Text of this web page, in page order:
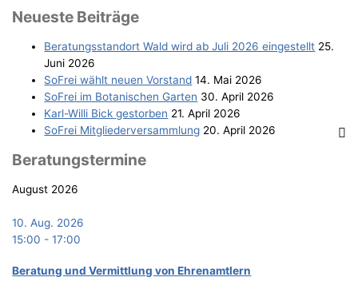
Neu­es­te Beiträge
Bera­tungs­stand­ort Wald wird ab Juli 2026 eingestellt 25.
Juni 2026
SoFrei wählt neu­en Vorstand 14. Mai 2026
SoFrei im Bota­ni­schen Garten 30. April 2026
Karl-Wil­li Bick gestorben 21. April 2026
SoFrei Mit­glie­der­ver­samm­lung 20. April 2026
Bera­tungs­ter­mi­ne
August 2026
10. Aug. 2026
15:00 -17:00
Bera­tung und Ver­mitt­lung von Ehrenamtlern